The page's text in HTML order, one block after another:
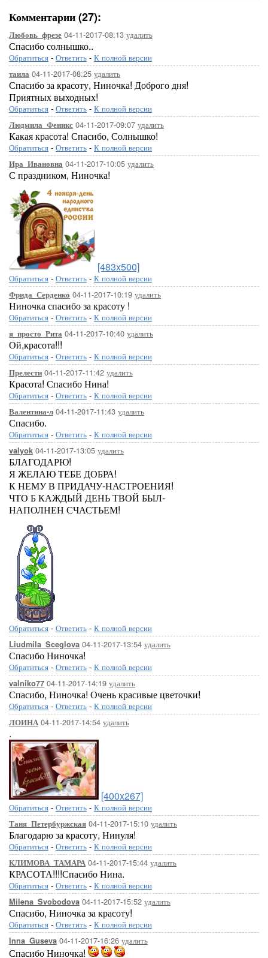
Комментарии (27):
Любовь_фрезе 04-11-2017-08:13 удалить
Спасибо солнышко..
Обратиться - Ответить - К полной версии
таила 04-11-2017-08:25 удалить
Спасибо за красоту, Ниночка! Доброго дня!
Приятных выходных!
Обратиться - Ответить - К полной версии
Людмила_Феникс 04-11-2017-09:07 удалить
Какая красота! Спасибо, Солнышко!
Обратиться - Ответить - К полной версии
Ира_Ивановна 04-11-2017-10:05 удалить
С праздником, Ниночка!
[483x500]
Обратиться - Ответить - К полной версии
Фрида_Серденко 04-11-2017-10:19 удалить
Ниночка спасибо за красоту !
Обратиться - Ответить - К полной версии
я_просто_Рита 04-11-2017-10:40 удалить
Ой,красота!!!
Обратиться - Ответить - К полной версии
Прелести 04-11-2017-11:42 удалить
Красота! Спасибо Нина!
Обратиться - Ответить - К полной версии
Валентина-л 04-11-2017-11:43 удалить
Спасибо.
Обратиться - Ответить - К полной версии
valyok 04-11-2017-13:05 удалить
БЛАГОДАРЮ!
Я ЖЕЛАЮ ТЕБЕ ДОБРА!
К НЕМУ В ПРИДАЧУ-НАСТРОЕНИЯ!
ЧТО Б КАЖДЫЙ ДЕНЬ ТВОЙ БЫЛ-
НАПОЛНЕН СЧАСТЬЕМ!
Обратиться - Ответить - К полной версии
Liudmila_Sceglova 04-11-2017-13:54 удалить
Спасибо Ниночка!
Обратиться - Ответить - К полной версии
valniko77 04-11-2017-14:19 удалить
Спасибо, Ниночка! Очень красивые цветочки!
Обратиться - Ответить - К полной версии
ЛОИНА 04-11-2017-14:54 удалить
.
[400x267]
Обратиться - Ответить - К полной версии
Таня_Петербуржская 04-11-2017-15:10 удалить
Благодарю за красоту, Нинуля!
Обратиться - Ответить - К полной версии
КЛИМОВА_ТАМАРА 04-11-2017-15:44 удалить
КРАСОТА!!!!Спасибо Нина.
Обратиться - Ответить - К полной версии
Milena_Svobodova 04-11-2017-15:52 удалить
Спасибо, Ниночка за красоту!
Обратиться - Ответить - К полной версии
Inna_Guseva 04-11-2017-16:26 удалить
Спасибо Ниночка!